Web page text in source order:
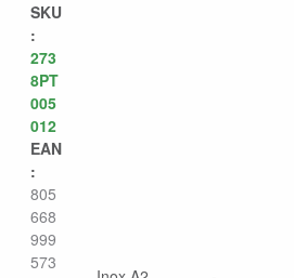
SKU
:
273
8PT
005
012
EAN
:
805
668
999
573